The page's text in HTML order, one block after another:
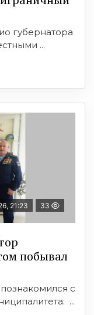
губернатора
...
21:23 33
побывал
с
...